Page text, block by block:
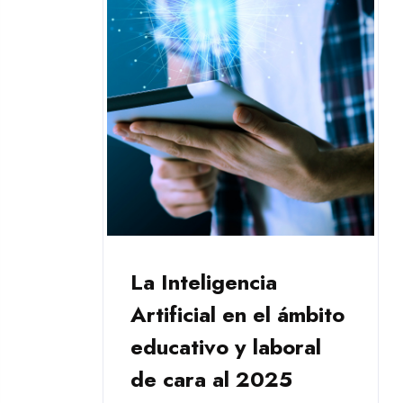
La Inteligencia
Artificial en el ámbito
educativo y laboral
de cara al 2025